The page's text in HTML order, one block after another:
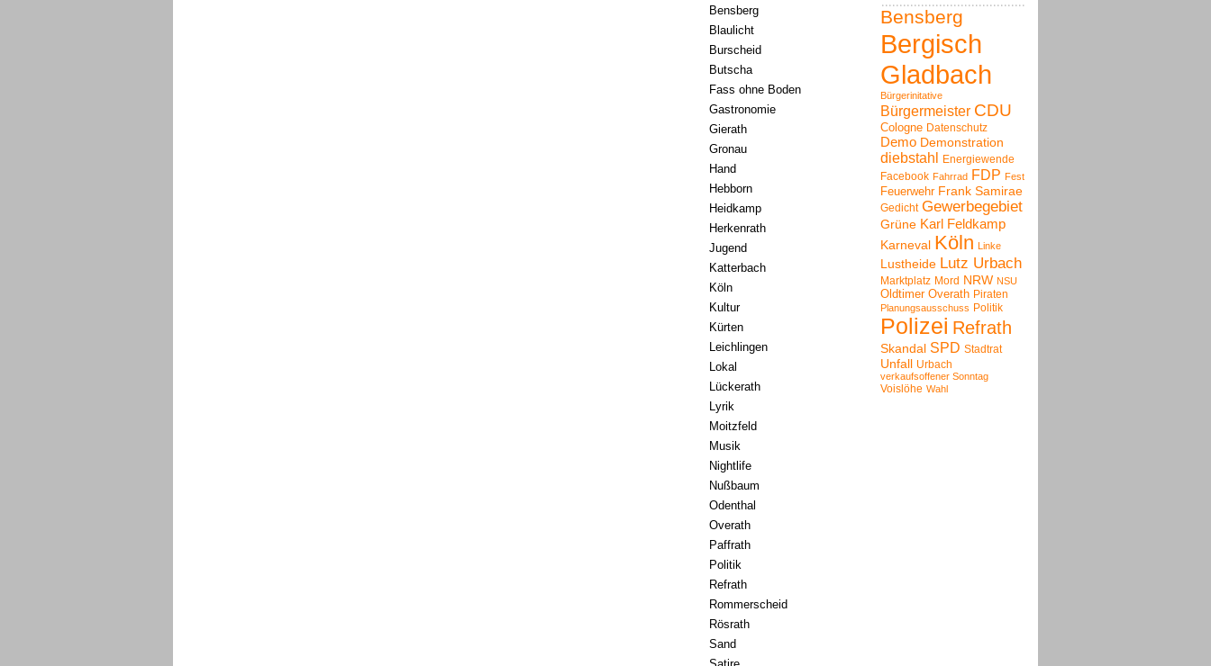
Bensberg
Blaulicht
Burscheid
Butscha
Fass ohne Boden
Gastronomie
Gierath
Gronau
Hand
Hebborn
Heidkamp
Herkenrath
Jugend
Katterbach
Köln
Kultur
Kürten
Leichlingen
Lokal
Lückerath
Lyrik
Moitzfeld
Musik
Nightlife
Nußbaum
Odenthal
Overath
Paffrath
Politik
Refrath
Rommerscheid
Rösrath
Sand
Bensberg
Bergisch
Gladbach
Bürgerinitative
Bürgermeister CDU
Cologne Datenschutz
Demo Demonstration
diebstahl Energiewende
Facebook Fahrrad FDP Fest
Feuerwehr Frank Samirae
Gedicht Gewerbegebiet
Grüne Karl Feldkamp
Karneval Köln Linke
Lustheide Lutz Urbach
Marktplatz Mord NRW NSU
Oldtimer Overath Piraten
Planungsausschuss Politik
Polizei Refrath
Skandal SPD Stadtrat
Unfall Urbach
verkaufsoffener Sonntag
Voislöhe Wahl